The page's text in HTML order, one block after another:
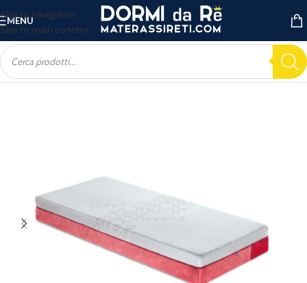
Skip to navigation
Skip to main content
MENU